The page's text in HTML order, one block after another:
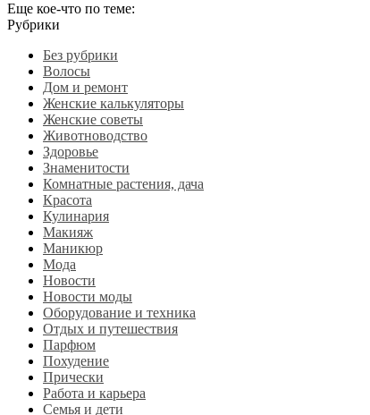
Еще кое-что по теме:
Рубрики
Без рубрики
Волосы
Дом и ремонт
Женские калькуляторы
Женские советы
Животноводство
Здоровье
Знаменитости
Комнатные растения, дача
Красота
Кулинария
Макияж
Маникюр
Мода
Новости
Новости моды
Оборудование и техника
Отдых и путешествия
Парфюм
Похудение
Прически
Работа и карьера
Семья и дети